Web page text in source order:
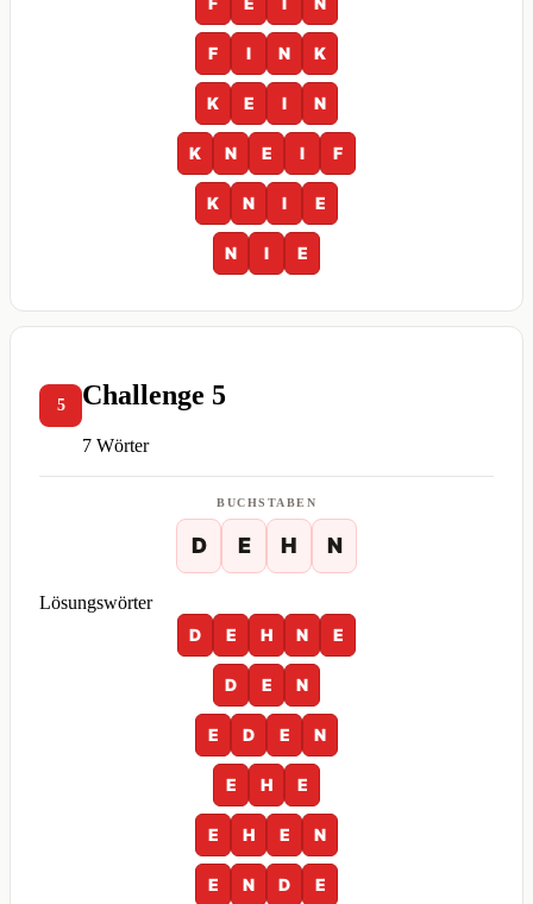
F I N K
K E I N
K N E I F
K N I E
N I E
5 Challenge 5
7 Wörter
BUCHSTABEN
D E H N
Lösungswörter
D
E H N E
D E N
E D E N
E H E
E H E N
E N D E